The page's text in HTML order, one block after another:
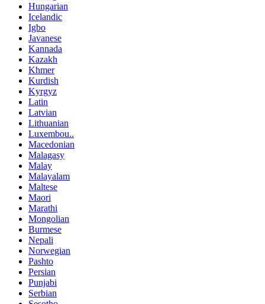
Hungarian
Icelandic
Igbo
Javanese
Kannada
Kazakh
Khmer
Kurdish
Kyrgyz
Latin
Latvian
Lithuanian
Luxembou..
Macedonian
Malagasy
Malay
Malayalam
Maltese
Maori
Marathi
Mongolian
Burmese
Nepali
Norwegian
Pashto
Persian
Punjabi
Serbian